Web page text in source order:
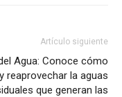
Artículo siguiente
Agua: Conoce cómo
reaprovechar la aguas
que generan las